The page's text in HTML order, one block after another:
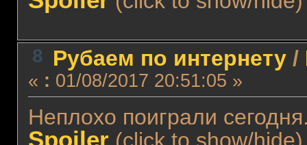
8 Рубаем по интернету/
« : 01/08/2017 20:51:05 »
Неплохо поиграли
Spoiler